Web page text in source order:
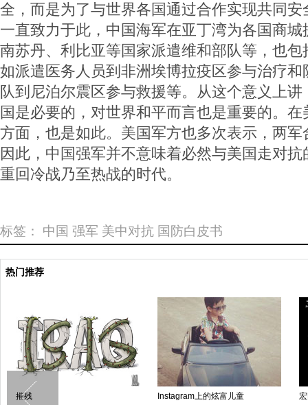
全，而是为了与世界各国通过合作实现共同
一直致力于此，中国海军在亚丁湾为各国商
南苏丹、利比亚等国家派遣维和部队等，也
如派遣医务人员到非洲埃博拉疫区参与治疗
队到尼泊尔震区参与救援等。从这个意义上
国是必要的，对世界和平而言也是重要的。
方面，也是如此。美国军方也多次表示，两
因此，中国强军并不意味着必然与美国走对
重回冷战乃至热战的时代。
标签： 中国 强军 美中对抗 国防白皮书
热门推荐
摧残 Instagram上的炫富儿童